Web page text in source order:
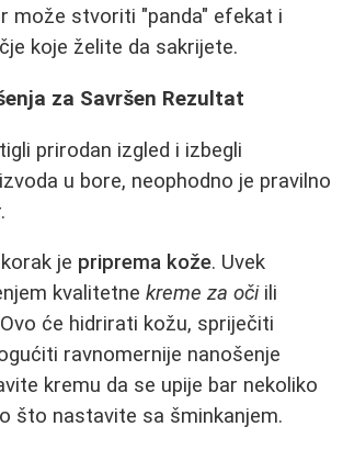
može stvoriti "panda" efekat i
koje želite da sakrijete.
za Savršen Rezultat
prirodan izgled i izbegli
u bore, neophodno je pravilno
je priprema kože. Uvek
kvalitetne kreme za očiili
će hidrirati kožu, spriječiti
ravnomernije nanošenje
kremu da se upije bar nekoliko
što nastavite sa šminkanjem.